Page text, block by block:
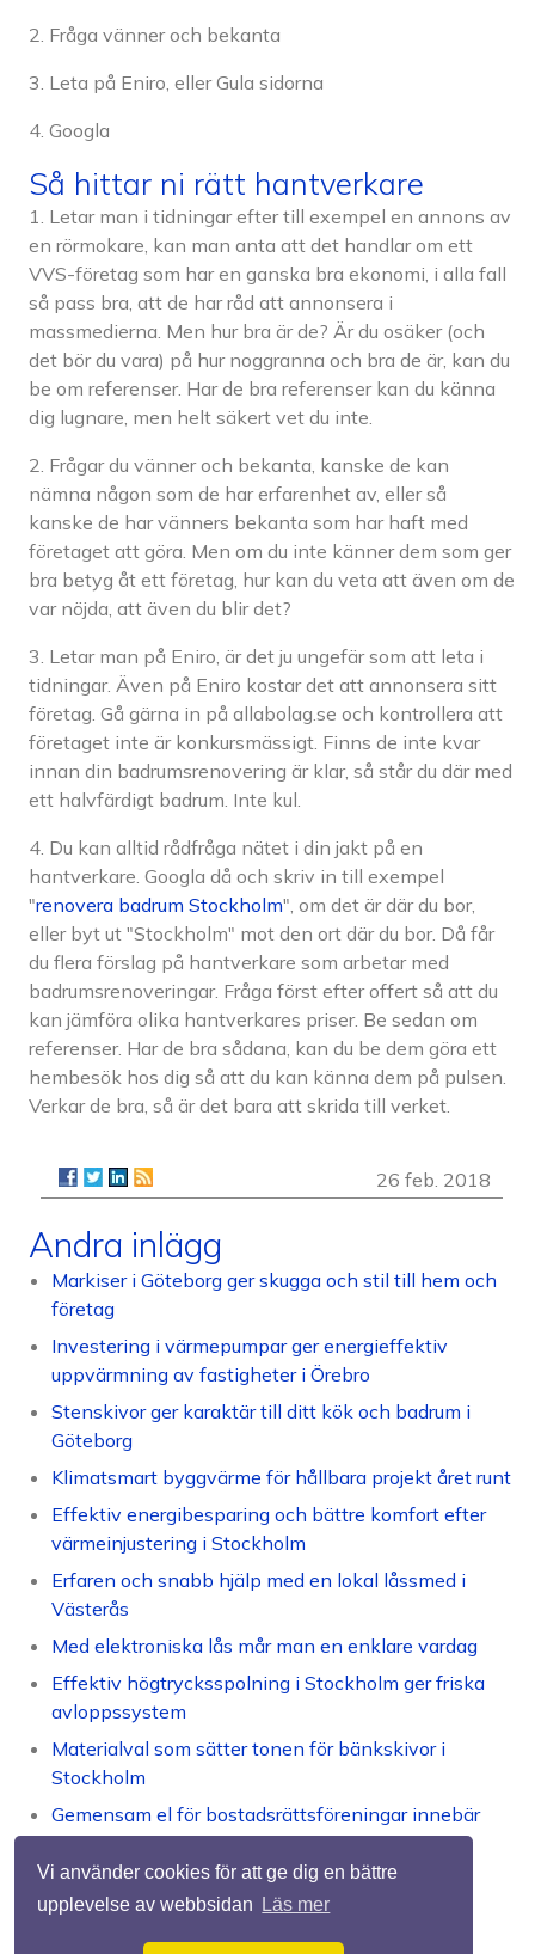
Vi använder cookies för att ge dig en bättre
upplevelse av webbsidan
Läs mer
2. Fråga vänner och bekanta
3. Leta på Eniro, eller Gula sidorna
4. Googla
Så hittar ni rätt hantverkare
1. Letar man i tidningar efter till exempel en annons av
en rörmokare, kan man anta att det handlar om ett
VVS-företag som har en ganska bra ekonomi, i alla fall
så pass bra, att de har råd att annonsera i
massmedierna. Men hur bra är de? Är du osäker (och
det bör du vara) på hur noggranna och bra de är, kan du
be om referenser. Har de bra referenser kan du känna
dig lugnare, men helt säkert vet du inte.
2. Frågar du vänner och bekanta, kanske de kan
nämna någon som de har erfarenhet av, eller så
kanske de har vänners bekanta som har haft med
företaget att göra. Men om du inte känner dem som ger
bra betyg åt ett företag, hur kan du veta att även om de
var nöjda, att även du blir det?
3. Letar man på Eniro, är det ju ungefär som att leta i
tidningar. Även på Eniro kostar det att annonsera sitt
företag. Gå gärna in på allabolag.se och kontrollera att
företaget inte är konkursmässigt. Finns de inte kvar
innan din badrumsrenovering är klar, så står du där med
ett halvfärdigt badrum. Inte kul.
4. Du kan alltid rådfråga nätet i din jakt på en
hantverkare. Googla då och skriv in till exempel
"renovera badrum Stockholm", om det är där du bor,
eller byt ut "Stockholm" mot den ort där du bor. Då får
du flera förslag på hantverkare som arbetar med
badrumsrenoveringar. Fråga först efter offert så att du
kan jämföra olika hantverkares priser. Be sedan om
referenser. Har de bra sådana, kan du be dem göra ett
hembesök hos dig så att du kan känna dem på pulsen.
Verkar de bra, så är det bara att skrida till verket.
26 feb. 2018
Andra inlägg
Markiser i Göteborg ger skugga och stil till hem och
företag
Investering i värmepumpar ger energieffektiv
uppvärmning av fastigheter i Örebro
Stenskivor ger karaktär till ditt kök och badrum i
Göteborg
Klimatsmart byggvärme för hållbara projekt året runt
Effektiv energibesparing och bättre komfort efter
värmeinjustering i Stockholm
Erfaren och snabb hjälp med en lokal låssmed i
Västerås
Med elektroniska lås mår man en enklare vardag
Effektiv högtrycksspolning i Stockholm ger friska
avloppssystem
Materialval som sätter tonen för bänkskivor i
Stockholm
Gemensam el för bostadsrättsföreningar innebär
sänkta kostnader